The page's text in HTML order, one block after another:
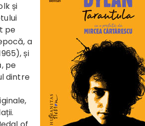
și
pe
a
și
pe
dintre